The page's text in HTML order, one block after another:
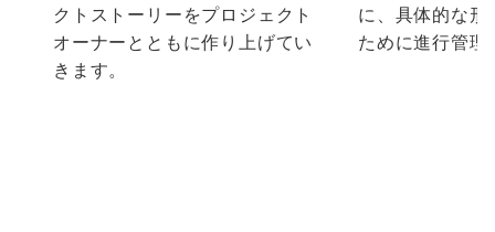
クトストーリーをプロジェクト
オーナーとともに作り上げてい
きます。
に、具体的な
ために進行管